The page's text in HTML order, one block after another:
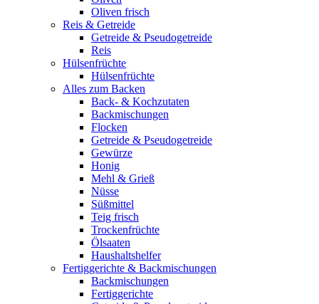
Oliven frisch
Reis & Getreide
Getreide & Pseudogetreide
Reis
Hülsenfrüchte
Hülsenfrüchte
Alles zum Backen
Back- & Kochzutaten
Backmischungen
Flocken
Getreide & Pseudogetreide
Gewürze
Honig
Mehl & Grieß
Nüsse
Süßmittel
Teig frisch
Trockenfrüchte
Ölsaaten
Haushaltshelfer
Fertiggerichte & Backmischungen
Backmischungen
Fertiggerichte